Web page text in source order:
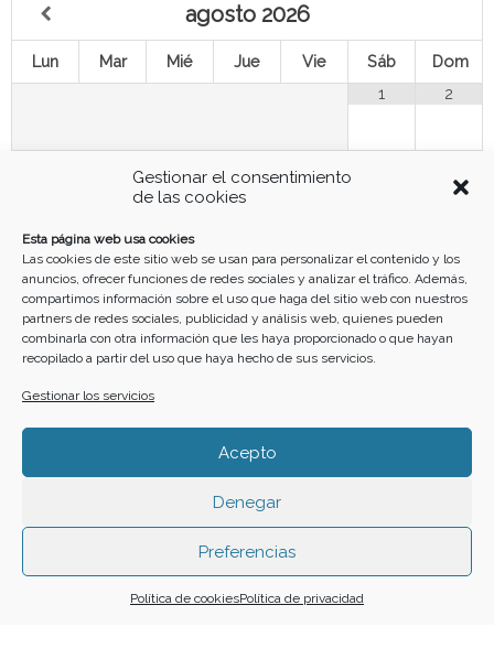
Gestionar el consentimiento
de las cookies
Esta página web usa cookies
Las cookies de este sitio web se usan para personalizar el contenido y los
anuncios, ofrecer funciones de redes sociales y analizar el tráfico. Además,
compartimos información sobre el uso que haga del sitio web con nuestros
partners de redes sociales, publicidad y análisis web, quienes pueden
combinarla con otra información que les haya proporcionado o que hayan
recopilado a partir del uso que haya hecho de sus servicios.
Gestionar los servicios
Acepto
Denegar
Preferencias
Política de cookiesPolítica de privacidad
agosto 2026
Lun Mar Mié Jue Vie Sáb
Dom
1
2
10 11 12
17 18 19 20 21 22 23
24 25 26 27 28 29
31
Funciona gracias a
Buscar